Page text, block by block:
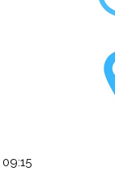
09:15